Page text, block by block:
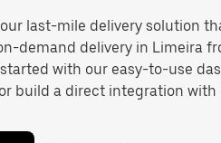
last-mile delivery solution
demand delivery in Limeira
with our easy-to-use
build a direct integration with